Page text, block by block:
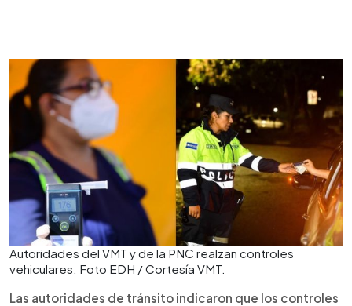
Autoridades del VMT y de la PNC realzan controles
vehiculares. Foto EDH / Cortesía VMT.
Las autoridades de tránsito indicaron que los controles